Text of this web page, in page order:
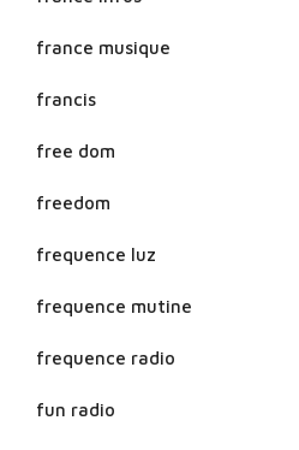
france musique
francis
free dom
freedom
frequence luz
frequence mutine
frequence radio
fun radio